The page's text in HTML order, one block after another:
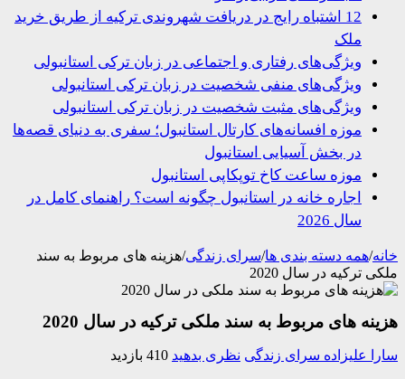
12 اشتباه رایج در دریافت شهروندی ترکیه از طریق خرید
ویژگی‌های رفتاری و اجتماعی در زبان ترکی استانبولی
ویژگی‌های منفی شخصیت در زبان ترکی استانبولی
ویژگی‌های مثبت شخصیت در زبان ترکی استانبولی
موزه افسانه‌های کارتال استانبول؛ سفری به دنیای قصه‌ها
در بخش آسیایی استانبول
موزه ساعت کاخ توپکاپی استانبول
اجاره خانه در استانبول چگونه است؟ راهنمای کامل در
سال 2026
همه دسته بندی ها/سرای زندگی /هزینه های مربوط به سند
ترکیه در سال 2020
های مربوط به سند ملکی ترکیه در سال 2020
علیزادهسرای زندگی نظری بدهید 410 بازدید